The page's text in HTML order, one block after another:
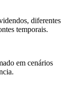
diferentes
temporais.
em cenários